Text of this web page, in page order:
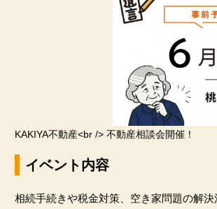
KAKIYA不動産<br /> 不動産相談会開催！
イベント内容
相続手続きや税金対策、空き家問題の解